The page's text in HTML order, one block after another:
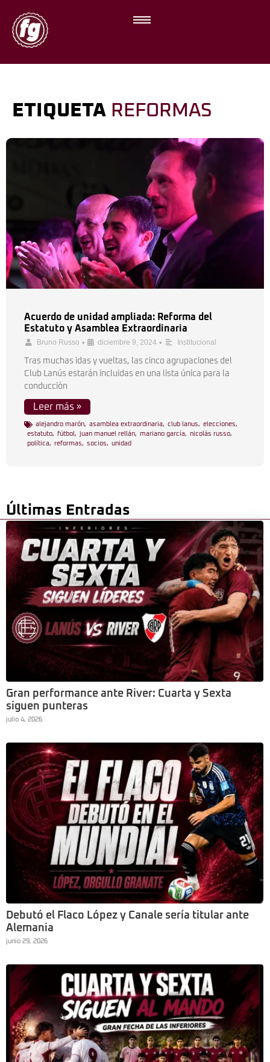
ETIQUETA REFORMAS
Acuerdo de unidad ampliada: Reforma del
Estatuto y Asamblea Extraordinaria
Bruno Russo • diciembre 9, 2024 • Institucional
Tras muchas idas y vueltas, las cinco agrupaciones del
Club Lanús estarán incluidas en una lista única para la
conducción
Leer más »
alejandro marón, asamblea extraordinaria, club lanus, elecciones,
estatuto, fútbol , juan manuel rellán, mariano garcía, nicolás russo,
política, reformas, socios, unidad
Últimas Entradas
Gran performance ante River: Cuarta y Sexta
siguen punteras
julio 4, 2026
Debutó el Flaco López y Canale sería titular ante
Alemania
junio 29, 2026